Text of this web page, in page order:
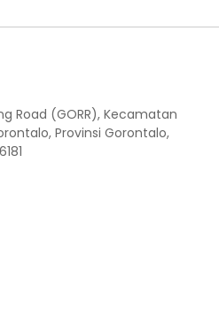
Road (GORR), Kecamatan
Provinsi Gorontalo,